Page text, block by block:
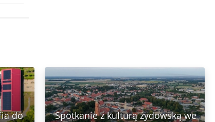
do
Spotkanie z kulturą żydowską we